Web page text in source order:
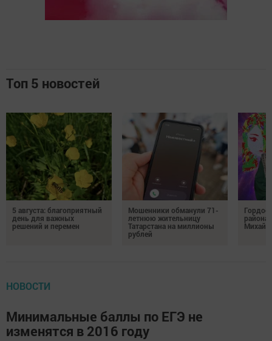
Топ 5 новостей
5 августа: благоприятный
день для важных
решений и перемен
Мошенники обманули 71-
летнюю жительницу
Татарстана на миллионы
рублей
НОВОСТИ
Минимальные баллы по ЕГЭ не
изменятся в 2016 году